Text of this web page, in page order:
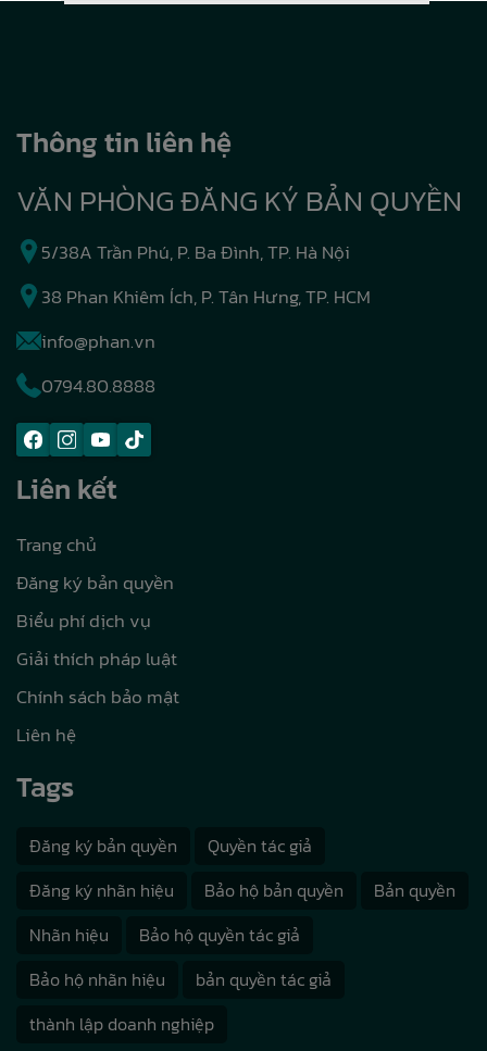
Thông tin liên hệ
VĂN PHÒNG ĐĂNG KÝ BẢN QUYỀN
5/38A Trần Phú, P. Ba Đình, TP. Hà Nội
38 Phan Khiêm Ích, P. Tân Hưng, TP. HCM
info@phan.vn
0794.80.8888
Liên kết
Trang chủ
Đăng ký bản quyền
Biểu phí dịch vụ
Giải thích pháp luật
Chính sách bảo mật
Liên hệ
Tags
Đăng ký bản quyền
Quyền tác giả
Đăng ký nhãn hiệu
Bảo hộ bản quyền
Bản quyền
Nhãn hiệu
Bảo hộ quyền tác giả
Bảo hộ nhãn hiệu
bản quyền tác giả
thành lập doanh nghiệp